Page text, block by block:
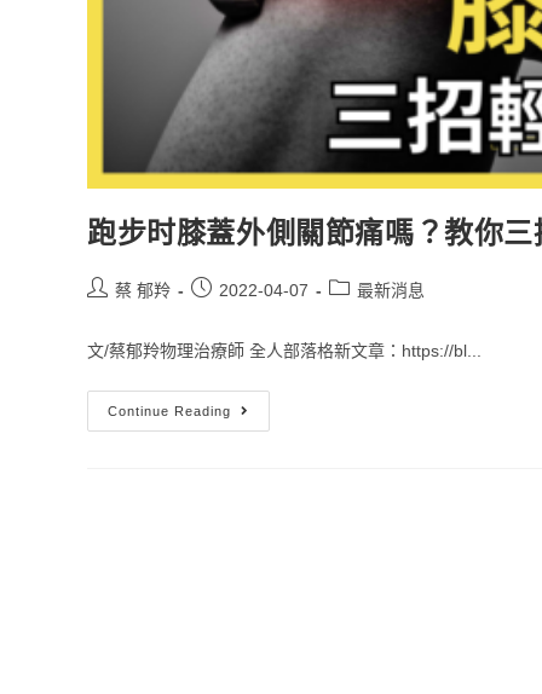
跑步时膝蓋外側關節痛嗎？教你
蔡 郁羚 2022-04-07 最新消息
文/蔡郁羚物理治療師 全人部落格新文章：https://bl...
Continue Reading